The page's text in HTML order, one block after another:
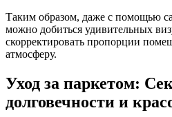
Таким образом, даже с помощью
можно добиться удивительных
скорректировать пропорции
атмосферу.
Уход за паркетом:
долговечности и